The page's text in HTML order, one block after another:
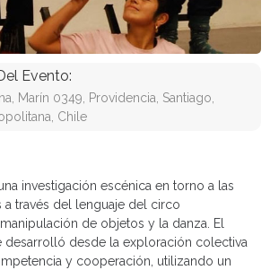
Evento:
Marín 0349, Providencia, Santiago,
Chile
investigación escénica en torno a las
a través del lenguaje del circo
de objetos y la danza. El
desarrolló desde la exploración colectiva
y cooperación, utilizando un